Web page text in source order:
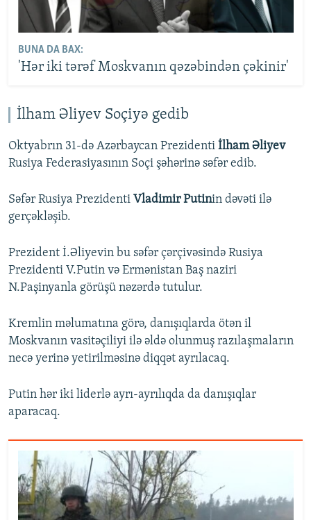
BUNA DA BAX:
'Hər iki tərəf Moskvanın qəzəbindən çəkinir'
İlham Əliyev Soçiyə gedib
Oktyabrın 31-də Azərbaycan Prezidenti İlham Əliyev
Rusiya Federasiyasının Soçi şəhərinə səfər edib.
Səfər Rusiya Prezidenti Vladimir Putinin dəvəti ilə
gerçəkləşib.
Prezident İ.Əliyevin bu səfər çərçivəsində Rusiya
Prezidenti V.Putin və Ermənistan Baş naziri
N.Paşinyanla görüşü nəzərdə tutulur.
Kremlin məlumatına görə, danışıqlarda ötən il
Moskvanın vasitəçiliyi ilə əldə olunmuş razılaşmaların
necə yerinə yetirilməsinə diqqət ayrılacaq.
Putin hər iki liderlə ayrı-ayrılıqda da danışıqlar
aparacaq.